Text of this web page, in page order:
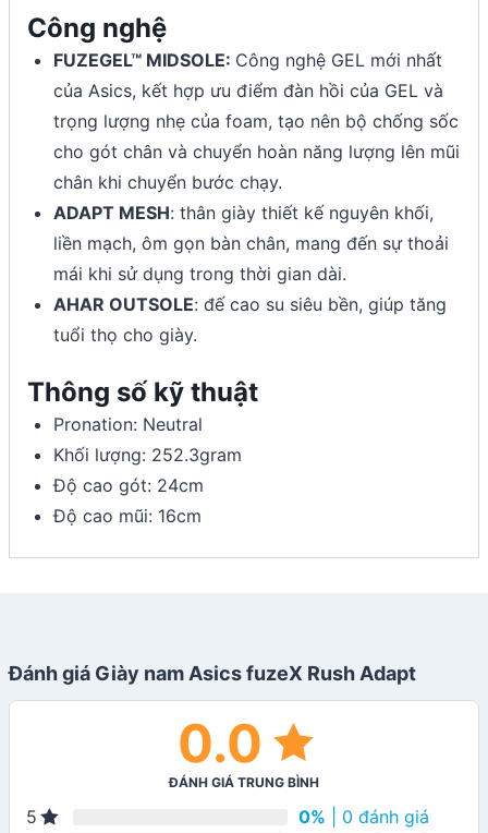
Công nghệ
FUZEGEL™ MIDSOLE: Công nghệ GEL mới nhất
của Asics, kết hợp ưu điểm đàn hồi của GEL và
trọng lượng nhẹ của foam, tạo nên bộ chống sốc
cho gót chân và chuyển hoàn năng lượng lên mũi
chân khi chuyển bước chạy.
ADAPT MESH: thân giày thiết kế nguyên khối,
liền mạch, ôm gọn bàn chân, mang đến sự thoải
mái khi sử dụng trong thời gian dài.
AHAR OUTSOLE: đế cao su siêu bền, giúp tăng
tuổi thọ cho giày.
Thông số kỹ thuật
Pronation: Neutral
Khối lượng: 252.3gram
Độ cao gót: 24cm
Độ cao mũi: 16cm
Đánh giá Giày nam Asics fuzeX Rush Adapt
0.0
ĐÁNH GIÁ TRUNG BÌNH
5 0% | 0 đánh giá